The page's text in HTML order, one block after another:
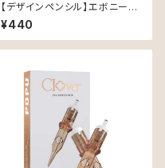
【デザインペンシル】エボニーペ
ンシル
¥440